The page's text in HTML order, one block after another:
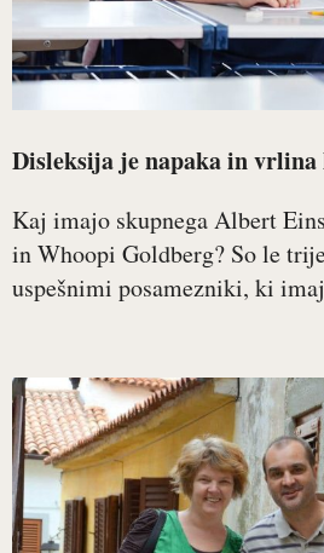
Disleksija je napaka in
Kaj imajo skupnega Albert
in Whoopi Goldberg? So le
uspešnimi posamezniki, ki